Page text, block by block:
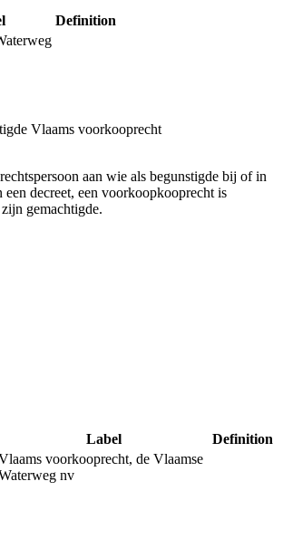
Definition
Vlaams voorkooprecht
aan wie als begunstigde bij of in
decreet, een voorkoopkooprecht is
gemachtigde.
Label
Definition
voorkooprecht, de Vlaamse
nv